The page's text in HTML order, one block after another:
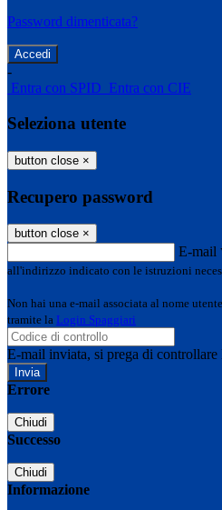
Password dimenticata?
-
Entra con SPID Entra con CIE
Seleziona utente
button close ×
Recupero password
button close ×
E-mail
all'indirizzo indicato con le istruzioni
Non hai una e-mail associata al nome
tramite la Login Spaggiari
E-mail inviata, si prega di controllare
Errore
Chiudi
Successo
Chiudi
Informazione